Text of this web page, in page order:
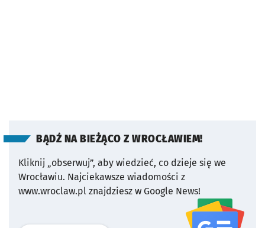
BĄDŹ NA BIEŻĄCO Z WROCŁAWIEM!
Kliknij „obserwuj”, aby wiedzieć, co dzieje się we
Wrocławiu. Najciekawsze wiadomości z
www.wroclaw.pl znajdziesz w Google News!